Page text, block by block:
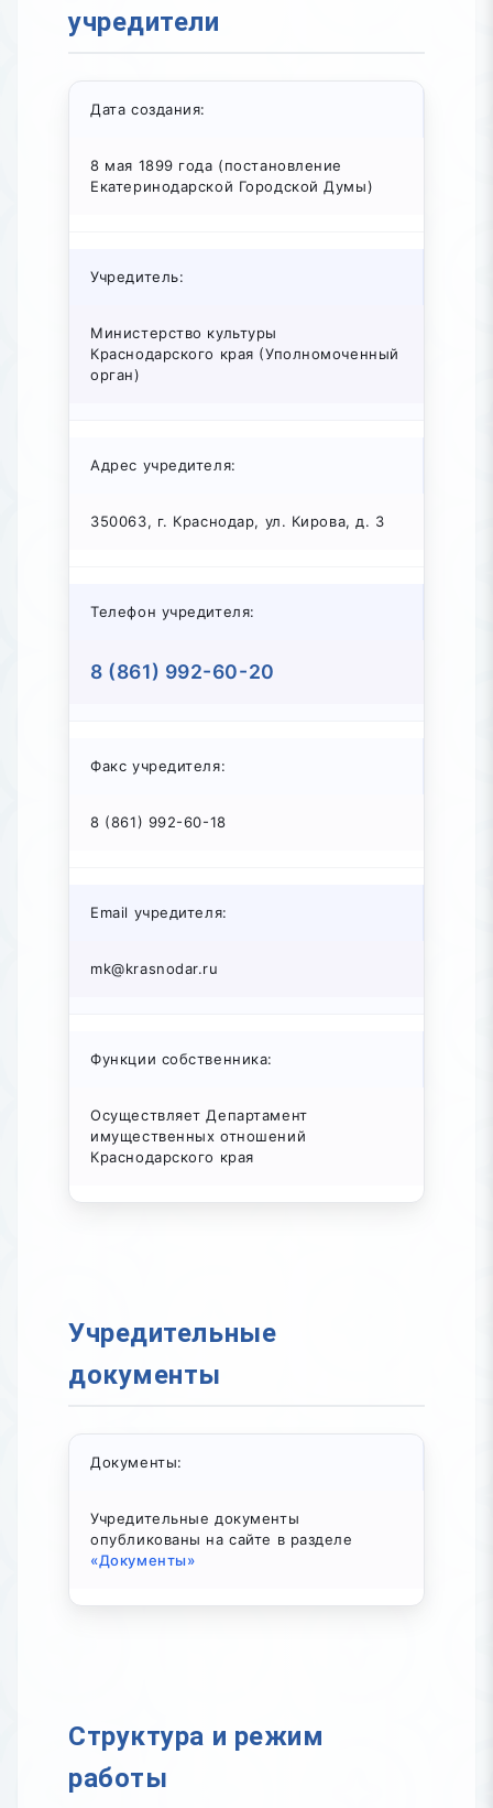
учредители
Дата создания:
8 мая 1899 года (постановление
Екатеринодарской Городской Думы)
Учредитель:
Министерство культуры
Краснодарского края (Уполномоченный
орган)
Адрес учредителя:
350063, г. Краснодар, ул. Кирова, д. 3
Телефон учредителя:
8 (861) 992-60-20
Факс учредителя:
8 (861) 992-60-18
Email учредителя:
mk@krasnodar.ru
Функции собственника:
Осуществляет Департамент
имущественных отношений
Краснодарского края
Учредительные
документы
Документы:
Учредительные документы
опубликованы на сайте в разделе
«Документы»
Структура и режим
работы